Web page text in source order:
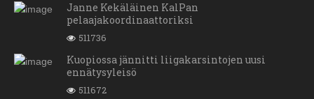
Janne Kekäläinen KalPan
pelaajakoordinaattoriksi
511736
Kuopiossa jännitti liigakarsintojen uusi
ennätysyleisö
511672